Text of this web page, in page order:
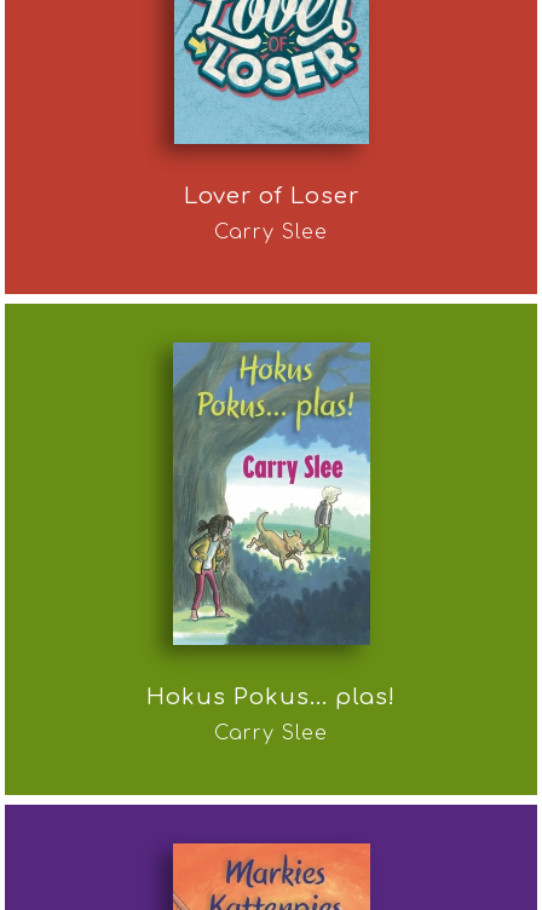
Lover of Loser
Carry Slee
Hokus Pokus... plas!
Carry Slee